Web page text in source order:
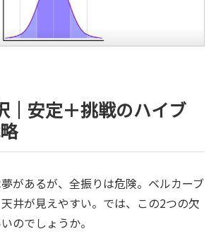
｜安定＋挑戦のハイブ
があるが、全振りは危険。ベルカーブ
井が見えやすい。では、この2つの欠
のでしょうか。